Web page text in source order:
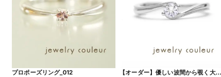
プロポーズリング_012
【オーダー】優しい波間から覗く大粒